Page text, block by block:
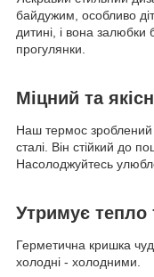
байдужим, особливо
дитині, і вона залюбки
прогулянки.
Міцний та
Наш термос зроблений
сталі. Він стійкий до
Насолоджуйтесь
Утримує тепло
Герметична кришка
холодні - холодними.